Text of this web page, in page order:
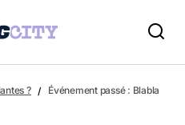
: une soirée storytelling
?
Événement passé : Blabla